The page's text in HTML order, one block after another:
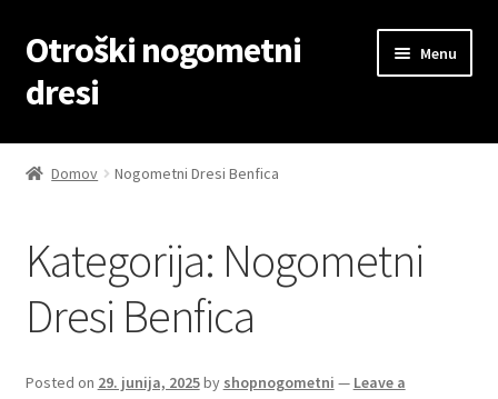
Skip
to
navigation
Skip
to
content
Otroški nogometni
dresi
Menu
Domov
Kontaktiraj nas
Košarica
Moj račun
Domov Nogometni Dresi Benfica
Kategorija: Nogometni
Dresi Benfica
Posted on 29. junija, 2025by shopnogometni — Leave a